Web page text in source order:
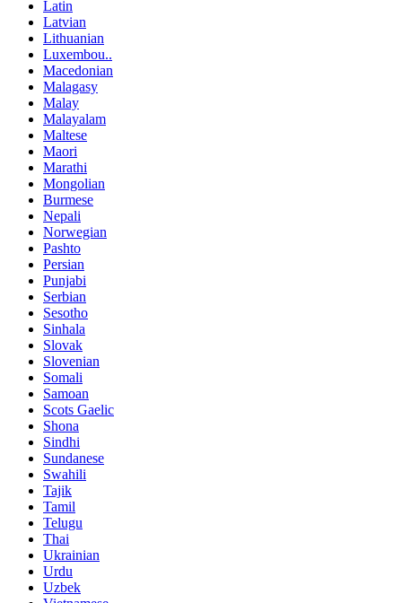
Latin
Latvian
Lithuanian
Luxembou..
Macedonian
Malagasy
Malay
Malayalam
Maltese
Maori
Marathi
Mongolian
Burmese
Nepali
Norwegian
Pashto
Persian
Punjabi
Serbian
Sesotho
Sinhala
Slovak
Slovenian
Somali
Samoan
Scots Gaelic
Shona
Sindhi
Sundanese
Swahili
Tajik
Tamil
Telugu
Thai
Ukrainian
Urdu
Uzbek